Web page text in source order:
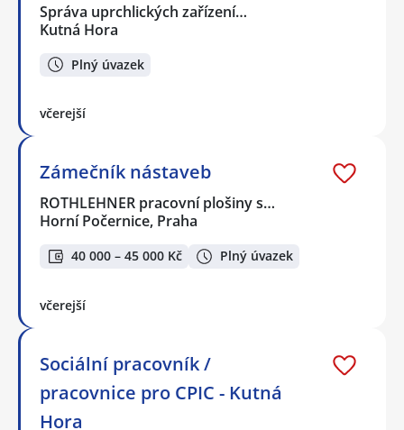
Správa uprchlických zařízení…
Kutná Hora
Plný úvazek
včerejší
Zámečník nástaveb
ROTHLEHNER pracovní plošiny s…
Horní Počernice, Praha
40 000 – 45 000 Kč Plný úvazek
včerejší
Sociální pracovník /
pracovnice pro CPIC - Kutná
Hora